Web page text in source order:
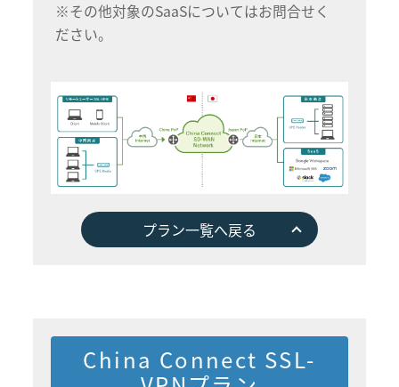
※その他対象のSaaSについてはお問合せく
ださい。
プラン一覧へ戻る
China Connect SSL-